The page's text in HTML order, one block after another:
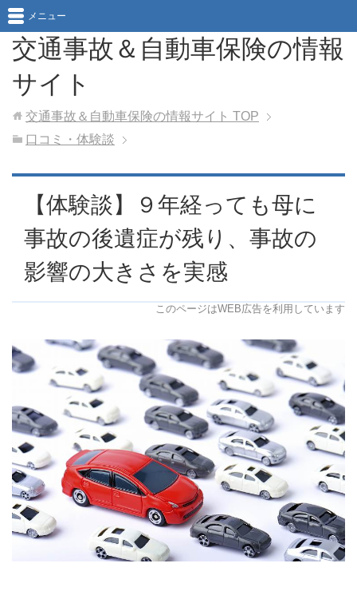
交通事故＆自動車保険の情報
サイト
メニュー
交通事故＆自動車保険の情報サイト TOP
口コミ・体験談
【体験談】９年経っても母に
事故の後遺症が残り、事故の
影響の大きさを実感
このページはWEB広告を利用しています